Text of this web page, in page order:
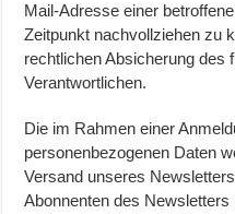
Mail-Adresse einer
Zeitpunkt nachvollziehen zu
rechtlichen Absicherung des
Verantwortlichen.
Die im Rahmen einer
personenbezogenen Daten
Versand unseres
Abonnenten des